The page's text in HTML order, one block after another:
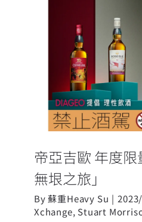
帝亞吉歐
帝亞吉歐 年度
無垠之旅」
By蘇重Heavy Su |
Xchange, Stuart